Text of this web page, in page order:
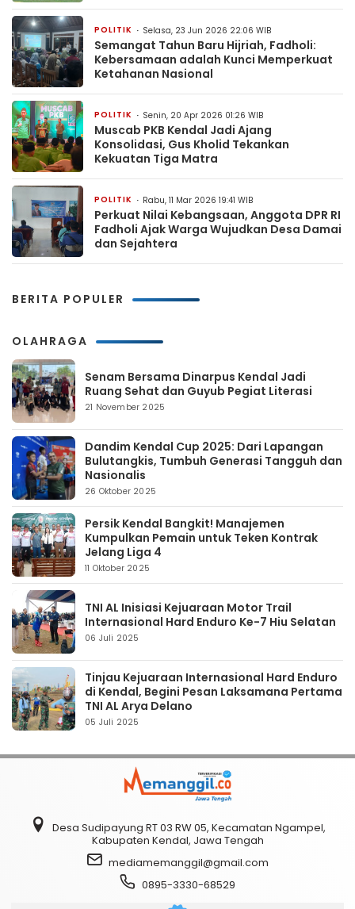
POLITIK Selasa, 23 Jun 2026 22:06 WIB
Semangat Tahun Baru Hijriah, Fadholi:
Kebersamaan adalah Kunci Memperkuat
Ketahanan Nasional
POLITIK Senin, 20 Apr 2026 01:26 WIB
Muscab PKB Kendal Jadi Ajang
Konsolidasi, Gus Kholid Tekankan
Kekuatan Tiga Matra
POLITIK Rabu, 11 Mar 2026 19:41 WIB
Perkuat Nilai Kebangsaan, Anggota DPR RI
Fadholi Ajak Warga Wujudkan Desa Damai
dan Sejahtera
BERITA POPULER
OLAHRAGA
Senam Bersama Dinarpus Kendal Jadi
Ruang Sehat dan Guyub Pegiat Literasi
21 November 2025
Dandim Kendal Cup 2025: Dari Lapangan
Bulutangkis, Tumbuh Generasi Tangguh dan
Nasionalis
26 Oktober 2025
Persik Kendal Bangkit! Manajemen
Kumpulkan Pemain untuk Teken Kontrak
Jelang Liga 4
11 Oktober 2025
TNI AL Inisiasi Kejuaraan Motor Trail
Internasional Hard Enduro Ke-7 Hiu Selatan
06 Juli 2025
Tinjau Kejuaraan Internasional Hard Enduro
di Kendal, Begini Pesan Laksamana Pertama
TNI AL Arya Delano
05 Juli 2025
Desa Sudipayung RT 03 RW 05, Kecamatan Ngampel,
Kabupaten Kendal, Jawa Tengah
mediamemanggil@gmail.com
0895-3330-68529